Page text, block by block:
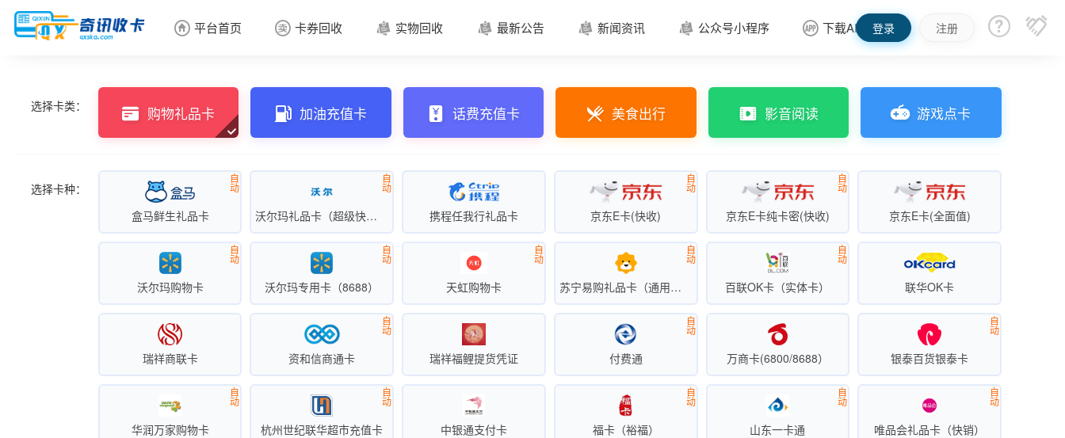
 平台首页  卡券回收  实物回收  最新公告  新闻资讯  公众号小程序  下载APP 登录 注册  
选择卡类： 购物礼品卡 加油充值卡 话费充值卡 美食出行 影音阅读 游戏点卡
选择卡种：
盒马鲜生礼品卡
自
动
沃尔玛礼品卡（超级快销）
自
动
携程任我行礼品卡 京东E卡(快收)
自
动
京东E卡纯卡密(快收)
自
动
京东E卡(全面值)
沃尔玛购物卡
自
动
沃尔玛专用卡（8688）
自
动
天虹购物卡
自
动
苏宁易购礼品卡（通用卡快销）
自
动
百联OK卡（实体卡）
自
动
联华OK卡
瑞祥商联卡 资和信商通卡
自
动
瑞祥福鲤提货凭证 付费通
自
动
万商卡(6800/8688） 银泰百货银泰卡
自
动
华润万家购物卡
自
动
杭州世纪联华超市充值卡
自
动
中银通支付卡 福卡（裕福）
自
动
山东一卡通
自
动
唯品会礼品卡（快销）
自
动